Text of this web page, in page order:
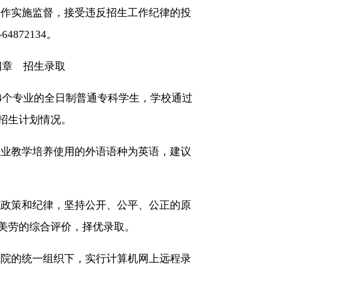
实施监督，接受违反招生工作纪律的投
。
章 招生录取
专业的全日制普通专科学生，学校通过
生计划情况。
教学培养使用的外语语种为英语，建议
策和纪律，坚持公开、公平、公正的原
劳的综合评价，择优录取。
的统一组织下，实行计算机网上远程录